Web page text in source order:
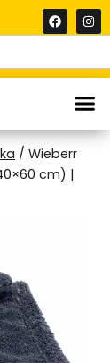
/ Wieberr
cm) |